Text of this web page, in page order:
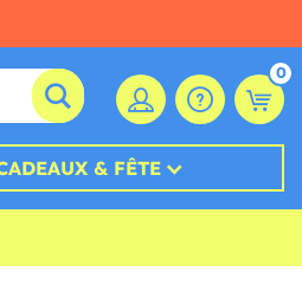
0
& FÊTE